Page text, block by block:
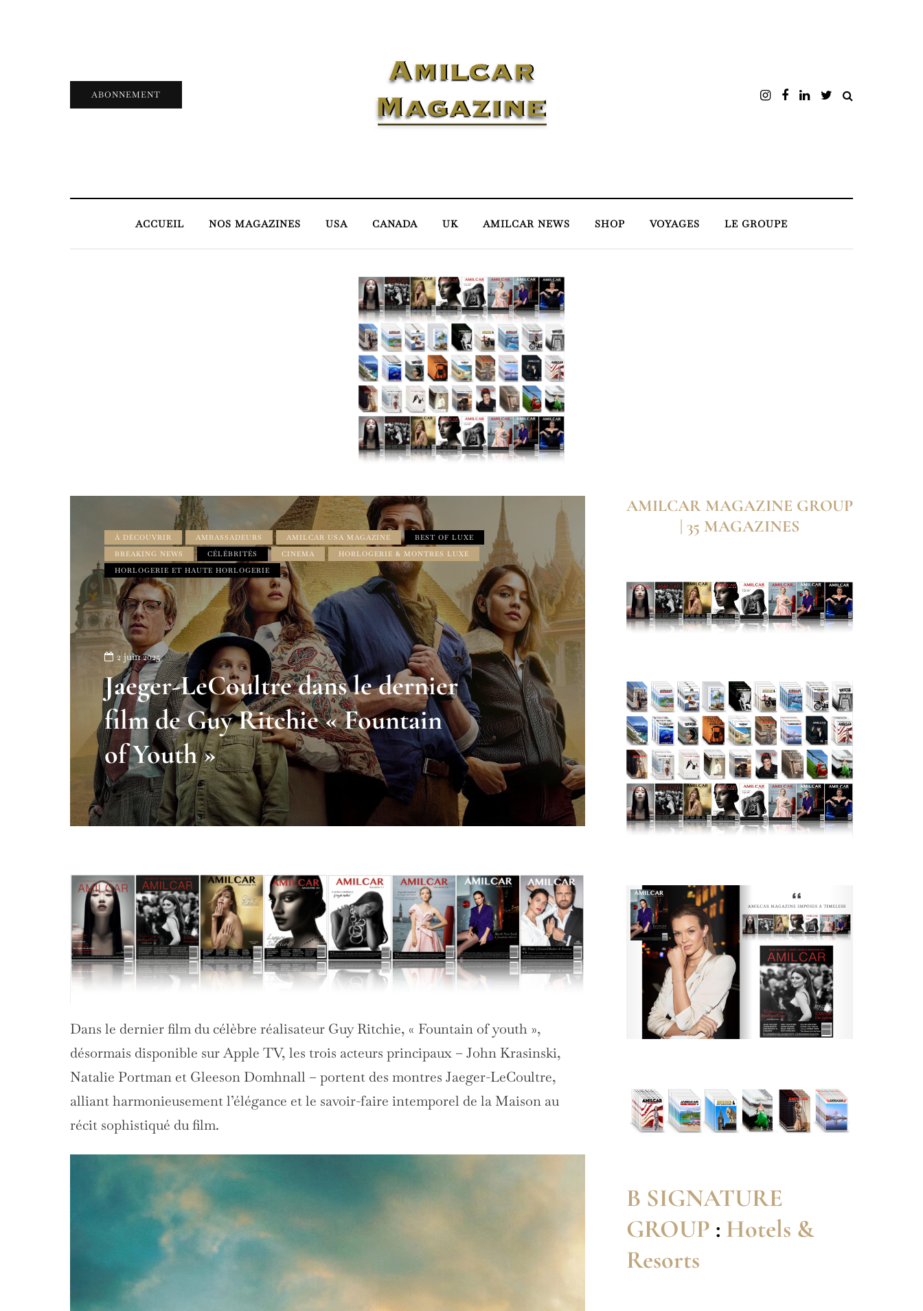
ABONNEMENT
ACCUEIL NOS MAGAZINES USA CANADA UK AMILCAR NEWS SHOP VOYAGES LE GROUPE
À DÉCOUVRIR AMBASSADEURS AMILCAR USA MAGAZINE
BEST OF LUXE
BREAKING NEWS
CÉLÉBRITÉS CINEMA
HORLOGERIE & MONTRES LUXE
HORLOGERIE ET HAUTE HORLOGERIE
2 juin 2025
Jaeger-LeCoultre dans le dernier
film de Guy Ritchie « Fountain
of Youth »
Dans le dernier film du célèbre réalisateur Guy Ritchie, « Fountain of youth »,
désormais disponible sur Apple TV, les trois acteurs principaux – John Krasinski,
Natalie Portman et Gleeson Domhnall – portent des montres Jaeger-LeCoultre,
alliant harmonieusement l’élégance et le savoir-faire intemporel de la Maison au
récit sophistiqué du film.
AMILCAR MAGAZINE GROUP
| 35 MAGAZINES
B SIGNATURE
GROUP : Hotels &
Resorts